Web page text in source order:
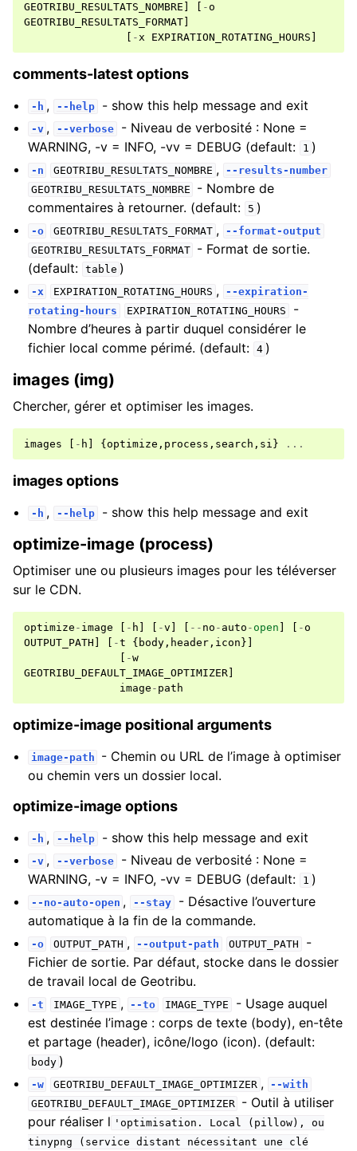
GEOTRIBU_RESULTATS_NOMBRE -o
GEOTRIBU_RESULTATS_FORMAT
-x EXPIRATION_ROTATING_HOURS
comments-latest options
-h , --help - show this help message and exit
-v , --verbose
- Niveau de verbosité : None =
WARNING, -v = INFO, -vv = DEBUG (default:
1 )
-n GEOTRIBU_RESULTATS_NOMBRE ,
--results-number
GEOTRIBU_RESULTATS_NOMBRE
- Nombre de
commentaires à retourner. (default:
5 )
-o GEOTRIBU_RESULTATS_FORMAT ,
--format-output
GEOTRIBU_RESULTATS_FORMAT
- Format de sortie.
(default: table )
-x EXPIRATION_ROTATING_HOURS ,
--expiration-
rotating-hours
EXPIRATION_ROTATING_HOURS
-
Nombre d’heures à partir duquel considérer le
fichier local comme périmé. (default: 4 )
images (img)
Chercher, gérer et optimiser les images.
images - h { optimize , process , search , si } ...
images options
-h , --help - show this help message and exit
optimize-image (process)
Optimiser une ou plusieurs images pour les téléverser
sur le CDN.
optimize - image - h -v -- no - auto - open -o
OUTPUT_PATH
-t { body , header , icon }]
-w
GEOTRIBU_DEFAULT_IMAGE_OPTIMIZER
image - path
optimize-image positional arguments
image-path
- Chemin ou URL de l’image à optimiser
ou chemin vers un dossier local.
optimize-image options
-h , --help - show this help message and exit
-v , --verbose
- Niveau de verbosité : None =
WARNING, -v = INFO, -vv = DEBUG (default:
1 )
--no-auto-open , --stay
- Désactive l’ouverture
automatique à la fin de la commande.
-o OUTPUT_PATH , --output-path OUTPUT_PATH
-
Fichier de sortie. Par défaut, stocke dans le dossier
de travail local de Geotribu.
-t IMAGE_TYPE , --to IMAGE_TYPE
- Usage auquel
est destinée l’image : corps de texte (body), en-tête
et partage (header), icône/logo (icon). (default:
body )
-w GEOTRIBU_DEFAULT_IMAGE_OPTIMIZER ,
--with
GEOTRIBU_DEFAULT_IMAGE_OPTIMIZER
- Outil à utiliser
pour réaliser l 'optimisation. Local (pillow),
ou
tinypng
(service distant nécessitant une
clé